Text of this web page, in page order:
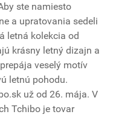
ste namiesto
a upratovania sedeli
letná kolekcia od
krásny letný dizajn a
veselý motív
letnú pohodu.
už od 26. mája. V
Tchibo je tovar